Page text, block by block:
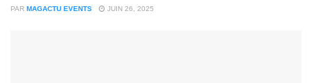
PAR MAGACTU EVENTS JUIN 26, 2025